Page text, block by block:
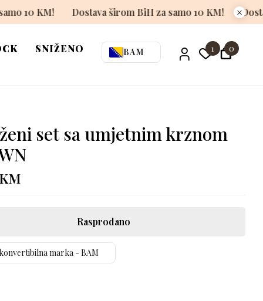
BiH za samo 10 KM! Dostava širom BiH za samo 10
SNIŽENO BAM 1 0
set sa umjetnim krznom
KM
Rasprodano
marka - BAM